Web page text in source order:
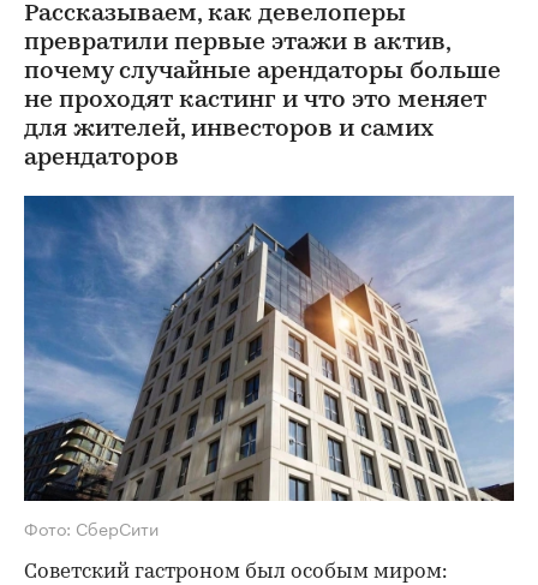
Рассказываем, как девелоперы
превратили первые этажи в актив,
почему случайные арендаторы больше
не проходят кастинг и что это меняет
для жителей, инвесторов и самих
арендаторов
Фото: СберСити
Советский гастроном был особым миром: